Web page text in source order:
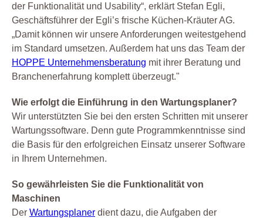
der Funktionalität und Usability“, erklärt Stefan Egli,
Geschäftsführer der Egli’s frische Küchen-Kräuter AG.
„Damit können wir unsere Anforderungen weitestgehend
im Standard umsetzen. Außerdem hat uns das Team der
HOPPE Unternehmensberatung mit ihrer Beratung und
Branchenerfahrung komplett überzeugt."
Wie erfolgt die Einführung in den Wartungsplaner?
Wir unterstützten Sie bei den ersten Schritten mit unserer
Wartungssoftware. Denn gute Programmkenntnisse sind
die Basis für den erfolgreichen Einsatz unserer Software
in Ihrem Unternehmen.
So gewährleisten Sie die Funktionalität von
Maschinen
Der Wartungsplaner dient dazu, die Aufgaben der